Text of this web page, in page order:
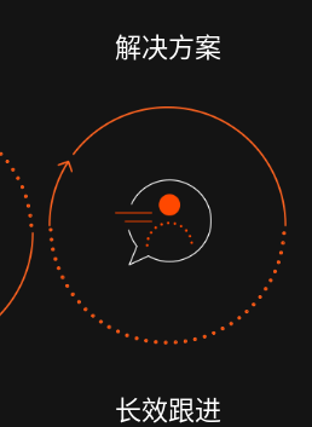
解决方案
长效跟进